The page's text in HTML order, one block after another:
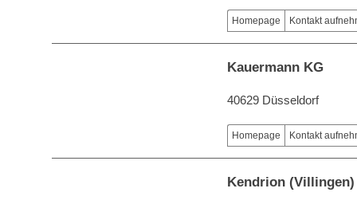
Homepage Kontakt
Kauermann KG
40629 Düsseldorf
Homepage Kontakt
Kendrion